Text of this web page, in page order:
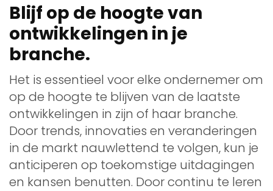
Blijf op de hoogte van
ontwikkelingen in je
branche.
Het is essentieel voor elke ondernemer om
op de hoogte te blijven van de laatste
ontwikkelingen in zijn of haar branche.
Door trends, innovaties en veranderingen
in de markt nauwlettend te volgen, kun je
anticiperen op toekomstige uitdagingen
en kansen benutten. Door continu te leren